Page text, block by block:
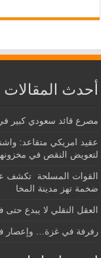
أحدث المقالات
مصرع قائد سعودي كبير
عقيد امريكي متقاعد:
لتعويض النقص في
القوات المسلحة تكشف
ضخمة تهز مدينة المخا
العقل النقلي لا يبدع
رفرفة في غزة… وإعصار